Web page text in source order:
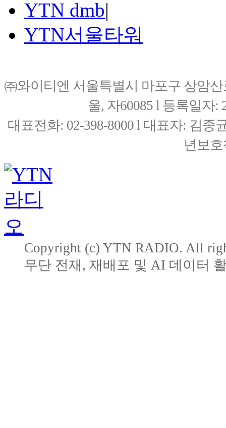
YTN dmb|
YTN서울타워
㈜와이티엔 서울특별시 마포구 상암
울, 자60085 l 등록일자:
대표전화: 02-398-8000 l 대표자: 김종
년보
Copyright (c) YTN RADIO. All
무단 전재, 재배포 및 AI 데이터